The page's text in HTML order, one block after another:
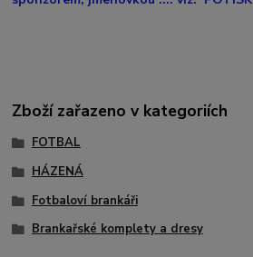
Zboží zařazeno v kategoriích
FOTBAL
HÁZENÁ
Fotbaloví brankáři
Brankařské komplety a dresy